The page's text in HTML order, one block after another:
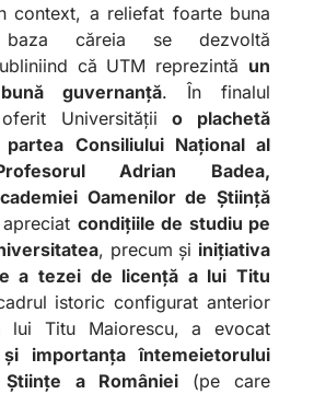
context, a reliefat foarte buna
căreia se dezvoltă
că UTM reprezintă un
guvernanță. În finalul
Universitățiio plachetă
Consiliului Național al
Adrian Badea,
Oamenilor de Știință
condițiile de studiu pe
, precum și inițiativa
a tezei de licență a lui Titu
istoric configurat anterior
lui Titu Maiorescu, a evocat
și importanța întemeietorului
a României(pe care